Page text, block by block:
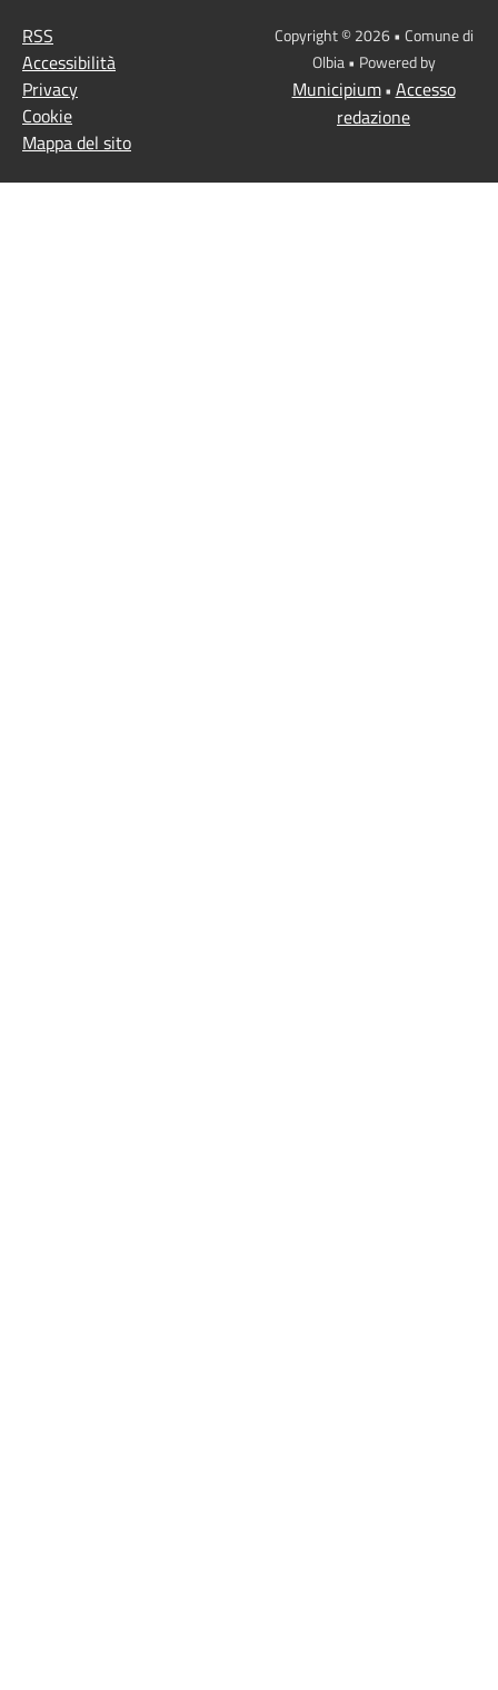
RSS
Accessibilità
Privacy
Cookie
Mappa del sito
Copyright © 2026 • Comune di
Olbia • Powered by
Municipium• Accesso
redazione